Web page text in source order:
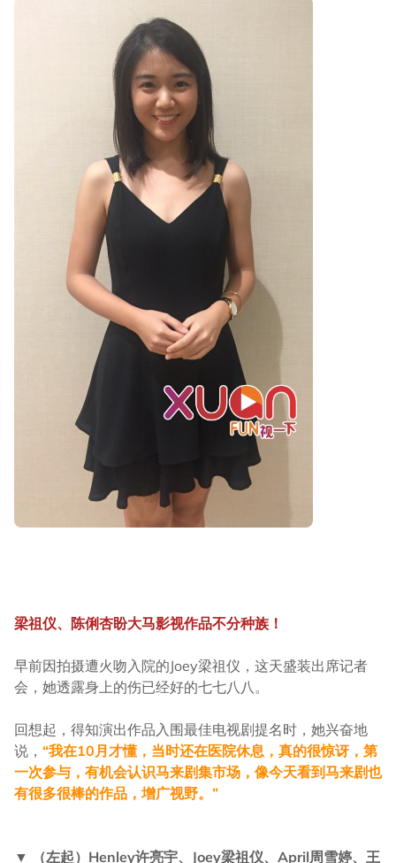
梁祖仪、陈俐杏盼大马影视作品不分种族！
早前因拍摄遭火吻入院的Joey梁祖仪，这天盛装出席记者
会，她透露身上的伤已经好的七七八八。
回想起，得知演出作品入围最佳电视剧提名时，她兴奋地
说， “我在10月才懂，当时还在医院休息，真的很惊讶，第
一次参与，有机会认识马来剧集市场，像今天看到马来剧也
有很多很棒的作品，增广视野。”
▼ （左起）Henley许亮宇、Joey梁祖仪、April周雪婷、王